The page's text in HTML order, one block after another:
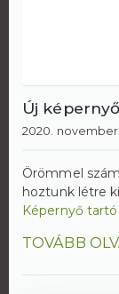
Új
2020. november
Örömmel
hoztunk létre
Képernyő
TOVÁBB